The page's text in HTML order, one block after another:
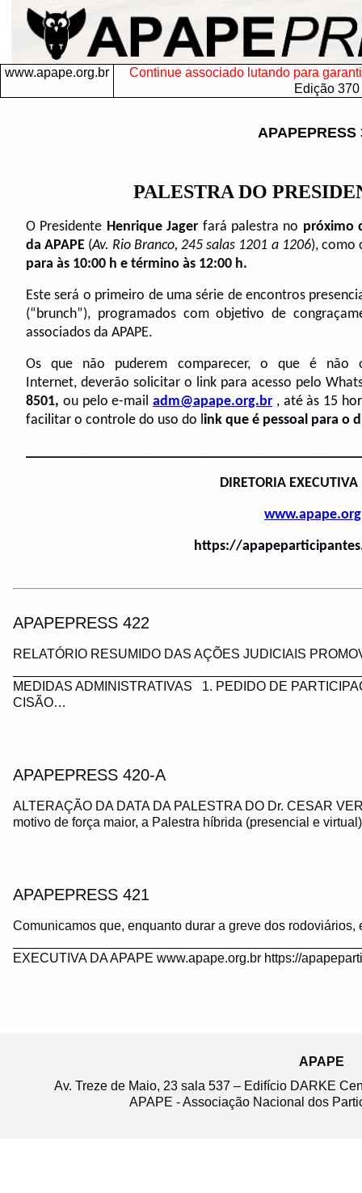
www.apape.org.br
Continue associado lutando para
Edição 370
APAPEPRESS
PALESTRA DO
O Presidente Henrique Jager fará palestra no próximo
da APAPE (Av. Rio Branco, 245 salas 1201 a 1206), como
para às 10:00 h e término às 12:00 h.
Este será o primeiro de uma série de encontros
(“brunch”), programados com objetivo de
associados da APAPE.
Os que não puderem comparecer, o que é não
Internet, deverão solicitar o link para acesso pelo
8501, ou pelo e-mailadm@apape.org.br , até às 15
facilitar o controle do uso do link que é pessoal para o
DIRETORIA
https://
APAPEPRESS 422
RELATÓRIO RESUMIDO DAS AÇÕES JUDICIAIS
MEDIDAS ADMINISTRATIVAS 1. PEDIDO DE
CISÃO…
APAPEPRESS 420-A
ALTERAÇÃO DA DATA DA PALESTRA DO Dr. CESAR
motivo de força maior, a Palestra híbrida (presencial e
APAPEPRESS 421
Comunicamos que, enquanto durar a greve dos
EXECUTIVA DA APAPE www.apape.org.br https://
APAPE
Av. Treze de Maio, 23 sala 537 – Edifício DARKE
APAPE - Associação Nacional dos